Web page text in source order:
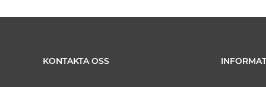
KONTAKTA OSS